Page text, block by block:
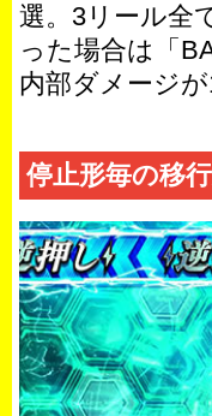
選。3リール全
った場合は「
内部ダメージが
停止形毎の移